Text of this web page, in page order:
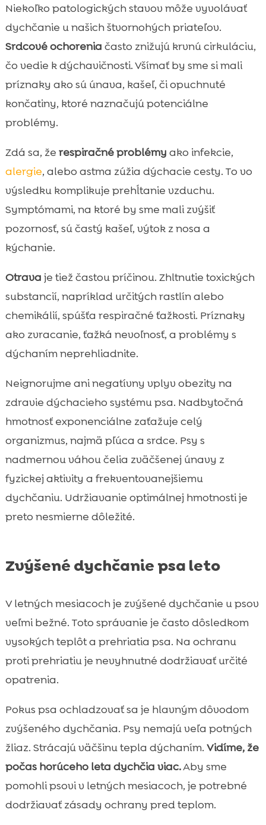
Niekoľko patologických stavov môže vyvolávať
dychčanie u našich štvornohých priateľov.
Srdcové ochorenia často znižujú krvnú cirkuláciu,
čo vedie k dýchavičnosti. Všímať by sme si mali
príznaky ako sú únava, kašeľ, či opuchnuté
končatiny, ktoré naznačujú potenciálne
problémy.
Zdá sa, že respiračné problémy ako infekcie,
alergie, alebo astma zúžia dýchacie cesty. To vo
výsledku komplikuje prehĺtanie vzduchu.
Symptómami, na ktoré by sme mali zvýšiť
pozornosť, sú častý kašeľ, výtok z nosa a
kýchanie.
Otrava je tiež častou príčinou. Zhltnutie toxických
substancií, napríklad určitých rastlín alebo
chemikálií, spúšťa respiračné ťažkosti. Príznaky
ako zvracanie, ťažká nevoľnosť, a problémy s
dýchaním neprehliadnite.
Neignorujme ani negatívny vplyv obezity na
zdravie dýchacieho systému psa. Nadbytočná
hmotnosť exponenciálne zaťažuje celý
organizmus, najmä pľúca a srdce. Psy s
nadmernou váhou čelia zväčšenej únavy z
fyzickej aktivity a frekventovanejšiemu
dychčaniu. Udržiavanie optimálnej hmotnosti je
preto nesmierne dôležité.
Zvýšené dychčanie psa leto
V letných mesiacoch je zvýšené dychčanie u psov
veľmi bežné. Toto správanie je často dôsledkom
vysokých teplôt a prehriatia psa. Na ochranu
proti prehriatiu je nevyhnutné dodržiavať určité
opatrenia.
Pokus psa ochladzovať sa je hlavným dôvodom
zvýšeného dychčania. Psy nemajú veľa potných
žliaz. Strácajú väčšinu tepla dýchaním. Vidíme, že
počas horúceho leta dychčia viac.Aby sme
pomohli psovi v letných mesiacoch, je potrebné
dodržiavať zásady ochrany pred teplom.